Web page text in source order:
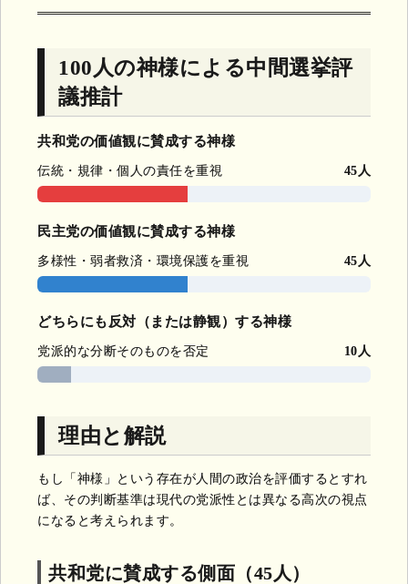
100人の神様による中間選挙評
議推計
共和党の価値観に賛成する神様
伝統・規律・個人の責任を重視 45人
民主党の価値観に賛成する神様
多様性・弱者救済・環境保護を重視 45人
どちらにも反対（または静観）する神様
党派的な分断そのものを否定 10人
理由と解説
もし「神様」という存在が人間の政治を評価するとすれ
ば、その判断基準は現代の党派性とは異なる高次の視点
になると考えられます。
共和党に賛成する側面（45人）